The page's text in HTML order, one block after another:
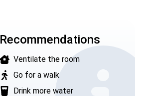
Recommendations
Ventilate the room
Go for a walk
Drink more water